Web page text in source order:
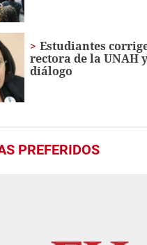
Estudiantes
rectora de la UNAH
diálogo
PREFERIDOS